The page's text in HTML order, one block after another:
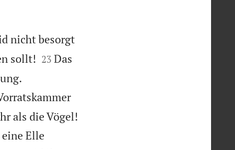
nicht besorgt
sollt!
23 Das

als die Vögel!
eine Elle